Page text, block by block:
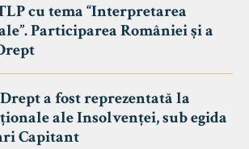
cu tema “Interpretarea
Participarea României și a
a fost reprezentată la
ale Insolvenței, sub egida
Capitant